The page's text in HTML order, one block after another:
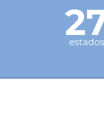
estados